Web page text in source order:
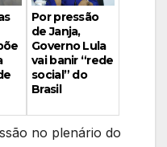
Por pressão
de Janja,
Governo Lula
vai banir “rede
social” do
Brasil
no plenário do